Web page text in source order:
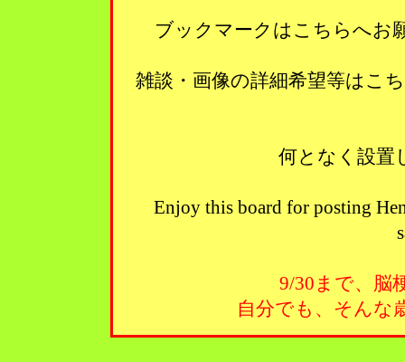
ブックマークはこちらへ
雑談・画像の詳細希望等は
何となく設
Enjoy this board for posting
9/30まで、脳
自分でも、そんな